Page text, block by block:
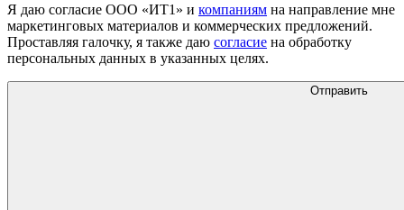
Я даю согласие ООО «ИТ1» и компаниям на направление мне
маркетинговых материалов и коммерческих предложений.
Проставляя галочку, я также даю согласие на обработку
персональных данных в указанных целях.
Отправить